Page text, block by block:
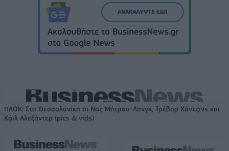
ΠΑΟΚ: Στη Θεσσαλονίκη οι Ναζ Μήτρου-Λονγκ, Τρέβορ Χάντζινς και
Κάιλ Αλεξάντερ (pics & vids)